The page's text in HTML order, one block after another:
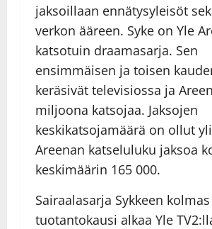
jaksoillaan ennätysyleisöt
verkon ääreen. Syke on Yle
katsotuin draamasarja. Sen
ensimmäisen ja toisen
keräsivät televisiossa ja
miljoona katsojaa. Jaksojen
keskikatsojamäärä on ollut
Areenan katseluluku jaksoa
keskimäärin 165 000.
Sairaalasarja Sykkeen kolmas
tuotantokausi alkaa Yle